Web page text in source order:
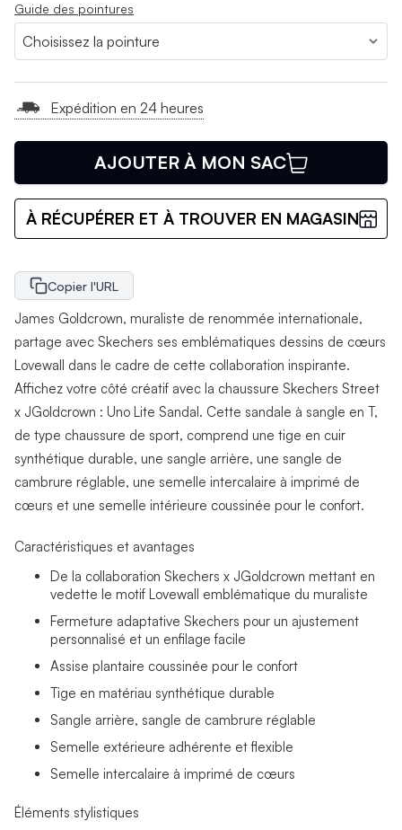
Guide des pointures
Expédition en 24 heures
AJOUTER À MON SAC
À RÉCUPÉRER ET À TROUVER EN MAGASIN
Copier l'URL
James Goldcrown, muraliste de renommée internationale,
partage avec Skechers ses emblématiques dessins de cœurs
Lovewall dans le cadre de cette collaboration inspirante.
Affichez votre côté créatif avec la chaussure Skechers Street
x JGoldcrown : Uno Lite Sandal. Cette sandale à sangle en T,
de type chaussure de sport, comprend une tige en cuir
synthétique durable, une sangle arrière, une sangle de
cambrure réglable, une semelle intercalaire à imprimé de
cœurs et une semelle intérieure coussinée pour le confort.
Caractéristiques et avantages
De la collaboration Skechers x JGoldcrown mettant en
vedette le motif Lovewall emblématique du muraliste
Fermeture adaptative Skechers pour un ajustement
personnalisé et un enfilage facile
Assise plantaire coussinée pour le confort
Tige en matériau synthétique durable
Sangle arrière, sangle de cambrure réglable
Semelle extérieure adhérente et flexible
Semelle intercalaire à imprimé de cœurs
Éléments stylistiques